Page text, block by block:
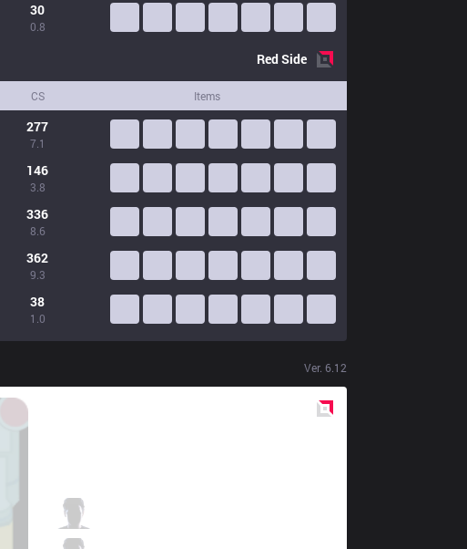
30
0.8
RedSide
CS Items
277
7.1
146
3.8
336
8.6
362
9.3
38
1.0
Ver. 6.12